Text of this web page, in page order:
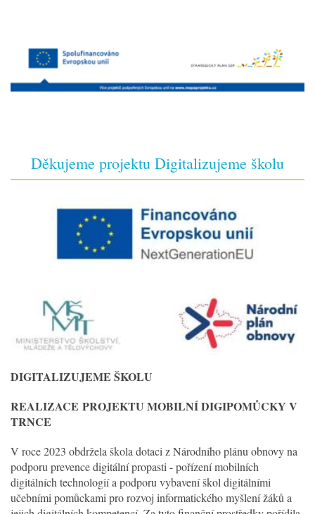
Děkujeme projektu Digitalizujeme školu
DIGITALIZUJEME ŠKOLU
REALIZACE PROJEKTU MOBILNÍ DIGIPOMŮCKY V
TRNCE
V roce 2023 obdržela škola dotaci z Národního plánu obnovy na
podporu prevence digitální propasti - pořízení mobilních
digitálních technologií a podporu vybavení škol digitálními
učebními pomůckami pro rozvoj informatického myšlení žáků a